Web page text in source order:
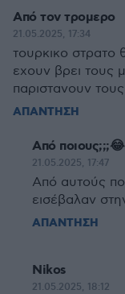
Από τον τρομερο
21.05.2025, 17:34
τουρκικο στρατο
εχουν βρει τους
παριστανουν
ΑΠΑΝΤΗΣΗ
Από ποιους;;;😂
21.05.2025, 17:47
Από αυτούς
εισέβαλαν
ΑΠΑΝΤΗΣΗ
Nikos
21.05.2025, 18:12